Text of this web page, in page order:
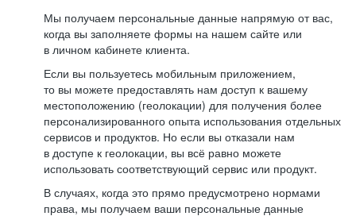
Мы получаем персональные данные напрямую от вас,
когда вы заполняете формы на нашем сайте или
в личном кабинете клиента.
Если вы пользуетесь мобильным приложением,
то вы можете предоставлять нам доступ к вашему
местоположению (геолокации) для получения более
персонализированного опыта использования отдельных
сервисов и продуктов. Но если вы отказали нам
в доступе к геолокации, вы всё равно можете
использовать соответствующий сервис или продукт.
В случаях, когда это прямо предусмотрено нормами
права, мы получаем ваши персональные данные